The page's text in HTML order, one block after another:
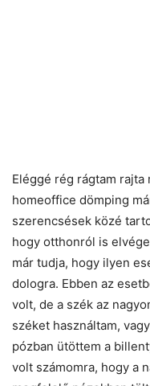
Eléggé rég rágtam
homeoffice dömping
szerencsések közé
hogy otthonról is
már tudja, hogy ilyen
dologra. Ebben az
volt, de a szék az
széket használtam,
pózban ütöttem a
volt számomra, hogy a